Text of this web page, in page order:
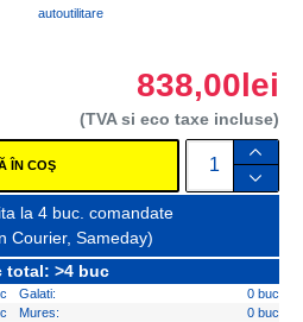
autoutilitare
838,00lei
(TVA si eco taxe incluse)
ÎN COŞ
la 4 buc. comandate
Courier, Sameday)
total: >4 buc
Galati:
0 buc
Mures:
0 buc